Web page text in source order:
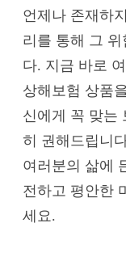
언제나 존재하
리를 통해 그 위
다. 지금 바로
상해보험 상품
신에게 꼭 맞는
히 권해드립니
여러분의 삶에
전하고 평안한
세요.